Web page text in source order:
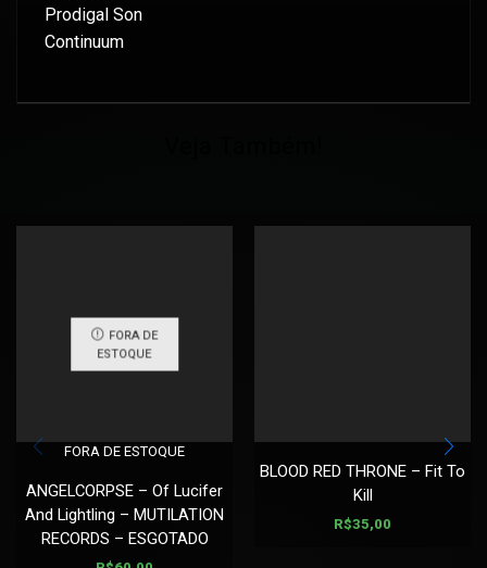
Prodigal Son
Continuum
FORA DE
ESTOQUE
FORA DE ESTOQUE
ANGELCORPSE – Of Lucifer
And Lightling – MUTILATION
RECORDS – ESGOTADO
BLOOD RED THRONE – Fit To
Kill
R$35,00